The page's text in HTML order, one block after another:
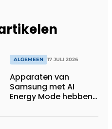
ALGEMEEN 17 JULI 2026
Apparaten van
Samsung met AI
Energy Mode hebben